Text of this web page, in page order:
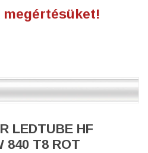
megértésüket!
LEDTUBE HF
840 T8 ROT